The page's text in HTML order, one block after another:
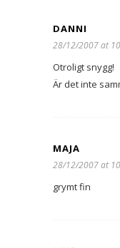
DANNI
28/12/2007 at
Otroligt snygg!
Är det inte
MAJA
28/12/2007 at
grymt fin